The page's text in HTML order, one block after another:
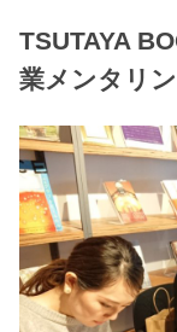
TSUTAYA
業メンタリ